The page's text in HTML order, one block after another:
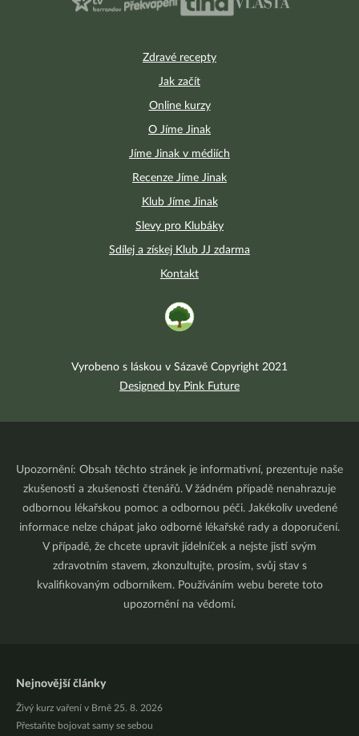
Zdravé recepty
Jak začít
Online kurzy
O Jíme Jinak
Jíme Jinak v médiích
Recenze Jíme Jinak
Klub Jíme Jinak
Slevy pro Klubáky
Sdílej a získej Klub JJ zdarma
Kontakt
Vyrobeno s láskou v Sázavě Copyright 2021
Designed by Pink Future
Upozornění: Obsah těchto stránek je informativní, prezentuje naše
zkušenosti a zkušenosti čtenářů. V žádném případě nenahrazuje
odbornou lékařskou pomoc a odbornou péči. Jakékoliv uvedené
informace nelze chápat jako odborné lékařské rady a doporučení.
V případě, že chcete upravit jídelníček a nejste jistí svým
zdravotním stavem, zkonzultujte, prosím, svůj stav s
kvalifikovaným odborníkem. Používáním webu berete toto
upozornění na vědomí.
Nejnovější články
Živý kurz vaření v Brně 25. 8. 2026
Přestaňte bojovat samy se sebou